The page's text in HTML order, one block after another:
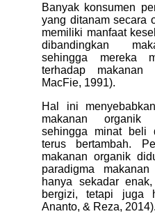
Banyak konsumen
yang ditanam secara
memiliki manfaat
dibandingkan
sehingga mereka
terhadap
MacFie, 1991).
Hal ini
makanan organik
sehingga minat beli
terus bertambah.
makanan organik
paradigma
hanya sekadar
bergizi, tetapi juga
Ananto, & Reza, 2014).